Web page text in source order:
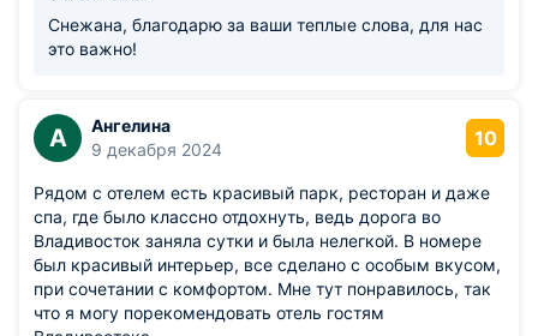
Снежана, благодарю за ваши теплые слова, для нас
это важно!
А
Ангелина
9 декабря 2024
10
Рядом с отелем есть красивый парк, ресторан и даже
спа, где было классно отдохнуть, ведь дорога во
Владивосток заняла сутки и была нелегкой. В номере
был красивый интерьер, все сделано с особым вкусом,
при сочетании с комфортом. Мне тут понравилось, так
что я могу порекомендовать отель гостям